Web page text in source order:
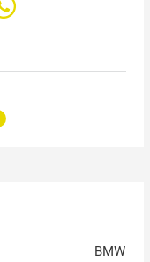
BMW